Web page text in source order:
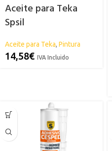
Aceite para Teka
Spsil
Aceite para Teka, Pintura
14,58€ IVA Incluido